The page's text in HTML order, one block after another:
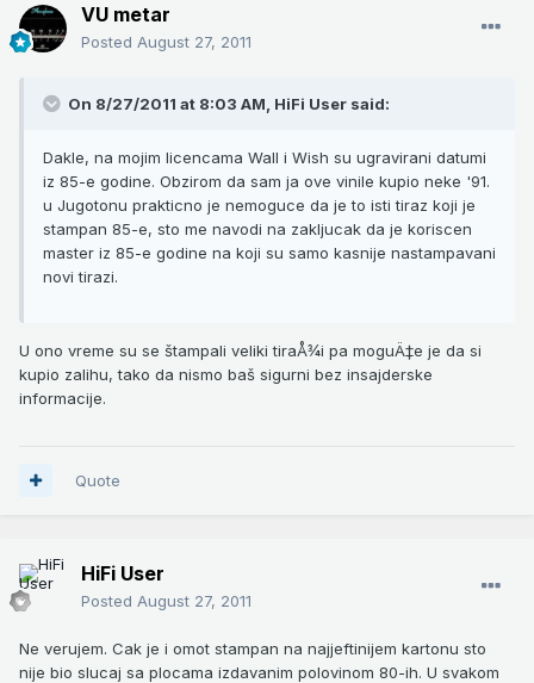
VU metar
Posted August 27, 2011
On 8/27/2011 at 8:03 AM, HiFi User said:
Dakle, na mojim licencama Wall i Wish su ugravirani datumi
iz 85-e godine. Obzirom da sam ja ove vinile kupio neke '91.
u Jugotonu prakticno je nemoguce da je to isti tiraz koji je
stampan 85-e, sto me navodi na zakljucak da je koriscen
master iz 85-e godine na koji su samo kasnije nastampavani
novi tirazi.
U ono vreme su se štampali veliki tiraÅ¾i pa moguÄ‡e je da si
kupio zalihu, tako da nismo baš sigurni bez insajderske
informacije.
Quote
HiFi User
Posted August 27, 2011
Ne verujem. Cak je i omot stampan na najjeftinijem kartonu sto
nije bio slucaj sa plocama izdavanim polovinom 80-ih. U svakom